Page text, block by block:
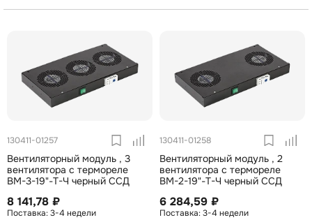
130411-01257
Вентиляторный модуль , 3
вентилятора с термореле
ВМ-3-19"-Т-Ч черный ССД
8 141,78 ₽
3-4 недели
130411-01258
Вентиляторный модуль , 2
вентилятора с термореле
ВМ-2-19"-Т-Ч черный ССД
6 284,59 ₽
3-4 недели